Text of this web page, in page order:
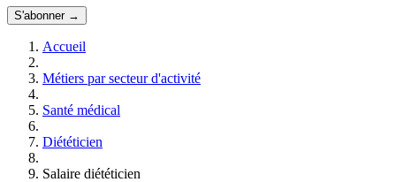
S'abonner →
Accueil
Métiers par secteur d'activité
Santé médical
Diététicien
Salaire diététicien